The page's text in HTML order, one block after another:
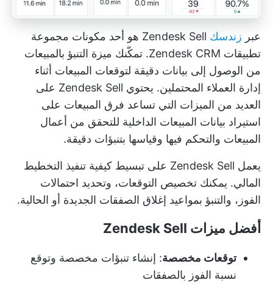
عبر زندسك
Zendesk Sell هو أحد مكونات مجموعة
تطبيقات Zendesk CRM. تمكّنك ميزة التنبؤ بالمبيعات
من الوصول إلى بيانات دقيقة لتوقعات المبيعات أثناء
إدارة العملاء المحتملين. يحتوي Zendesk Sell على
العديد من الميزات التي تساعد فرق المبيعات على
استيراد بيانات المبيعات الداخلية للتحقق من أعمال
المبيعات والتحكم فيها وقياسها بتنبؤات دقيقة.
يعمل Zendesk Sell على تبسيط كيفية تنفيذ التخطيط
المالي. يمكنك تخصيص التوقعات، وتحديد احتمالات
الفوز، والتنبؤ بمواعيد إغلاق الصفقات الجديدة أو الحالية.
أفضل ميزات Zendesk Sell
توقعات مخصصة: إنشاء تنبؤات مخصصة وتوقع
نسبة الفوز بالصفقات